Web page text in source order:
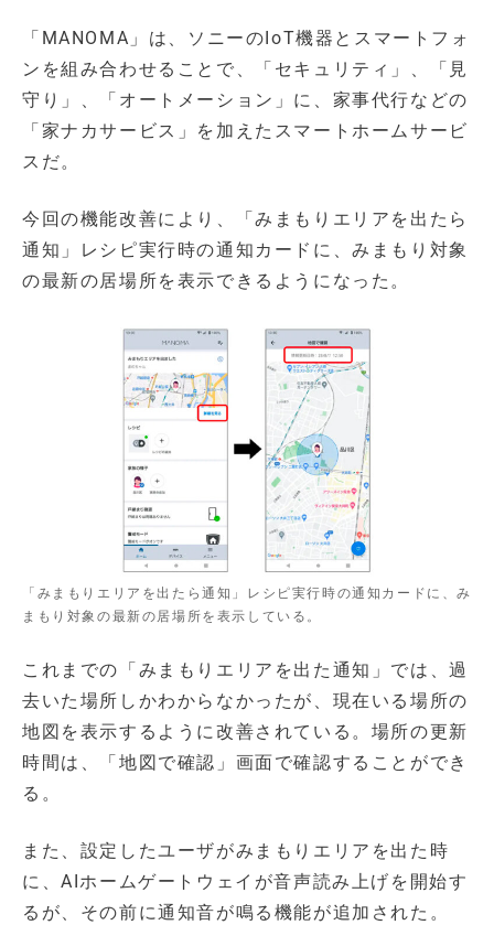
「MANOMA」は、ソニーのIoT機器とスマートフォ
ンを組み合わせることで、「セキュリティ」、「見
守り」、「オートメーション」に、家事代行などの
「家ナカサービス」を加えたスマートホームサービ
スだ。
今回の機能改善により、「みまもりエリアを出たら
通知」レシピ実行時の通知カードに、みまもり対象
の最新の居場所を表示できるようになった。
「みまもりエリアを出たら通知」レシピ実行時の通知カードに、み
まもり対象の最新の居場所を表示している。
これまでの「みまもりエリアを出た通知」では、過
去いた場所しかわからなかったが、現在いる場所の
地図を表示するように改善されている。場所の更新
時間は、「地図で確認」画面で確認することができ
る。
また、設定したユーザがみまもりエリアを出た時
に、AIホームゲートウェイが音声読み上げを開始す
るが、その前に通知音が鳴る機能が追加された。